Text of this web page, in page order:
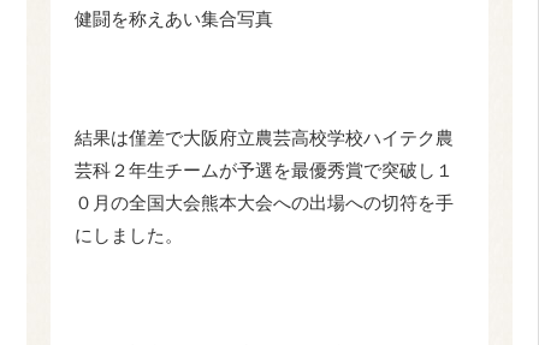
健闘を称えあい集合写真
結果は僅差で大阪府立農芸高校学校ハイテク農
芸科２年生チームが予選を最優秀賞で突破し１
０月の全国大会熊本大会への出場への切符を手
にしました。